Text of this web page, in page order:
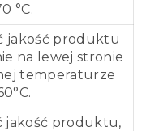
°C.
jakość produktu
na lewej stronie
temperaturze
jakość produktu,